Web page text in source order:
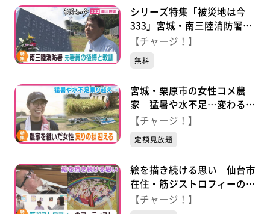
シリーズ特集「被災地は今
333」宮城・南三陸消防署の
元署員の男性 あの日の後悔
【チャージ！】
無料
宮城・栗原市の女性コメ農
家 猛暑や水不足…変わる農
政 困難乗り越え待望の稲刈
【チャージ！】
定額見放題
絵を描き続ける思い 仙台市
在住・筋ジストロフィーのア
ーティスト
【チャージ！】